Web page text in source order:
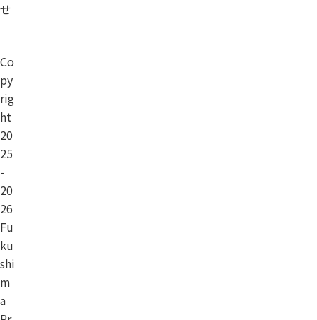
せ
Co
py
rig
ht
20
25
-
20
26
Fu
ku
shi
m
a